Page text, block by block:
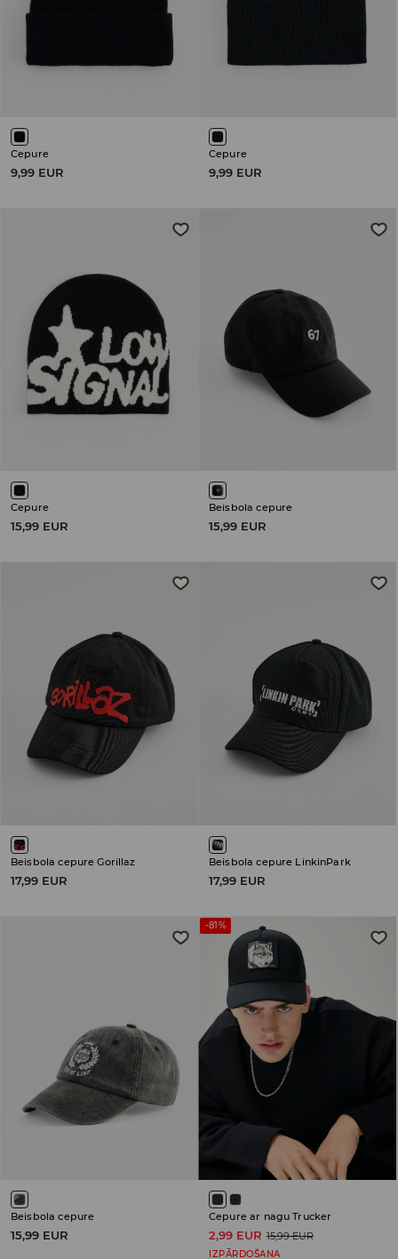
Cepure
9,99 EUR
Cepure
9,99 EUR
Cepure
15,99 EUR
Beisbola cepure
15,99 EUR
Beisbola cepure Gorillaz
17,99 EUR
Beisbola cepure LinkinPark
17,99 EUR
Beisbola cepure
15,99 EUR
-81%
Cepure ar nagu Trucker
2,99 EUR 15,99 EUR
IZPĀRDOŠANA